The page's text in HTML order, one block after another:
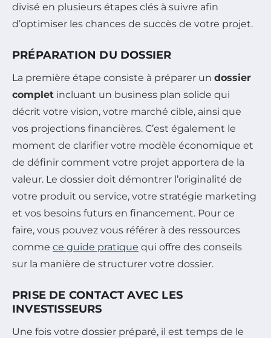
divisé en plusieurs étapes clés à suivre afin
d’optimiser les chances de succès de votre projet.
PRÉPARATION DU DOSSIER
La première étape consiste à préparer un dossier
complet incluant un business plan solide qui
décrit votre vision, votre marché cible, ainsi que
vos projections financières. C’est également le
moment de clarifier votre modèle économique et
de définir comment votre projet apportera de la
valeur. Le dossier doit démontrer l’originalité de
votre produit ou service, votre stratégie marketing
et vos besoins futurs en financement. Pour ce
faire, vous pouvez vous référer à des ressources
comme ce guide pratique qui offre des conseils
sur la manière de structurer votre dossier.
PRISE DE CONTACT AVEC LES
INVESTISSEURS
Une fois votre dossier préparé, il est temps de le